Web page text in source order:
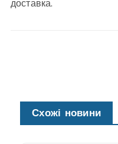
доставка.
Схожі новини